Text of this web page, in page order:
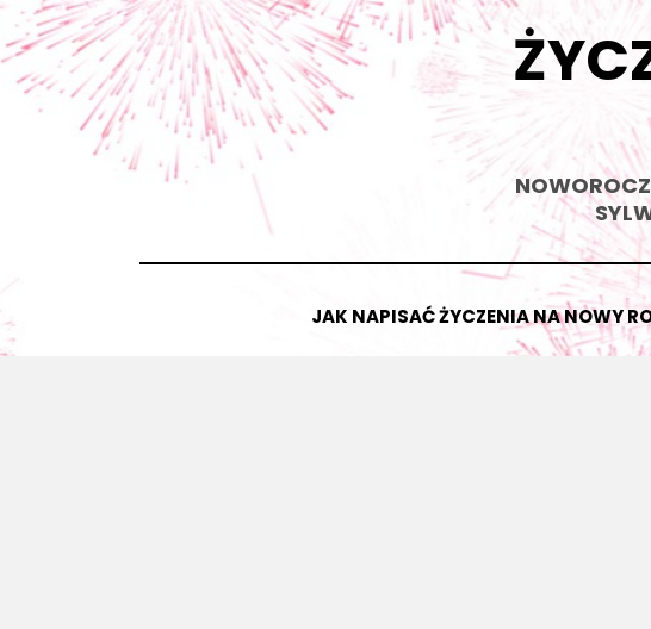
Skip
to
content
JAK NAPISAĆ ŻYCZENIA NA NOWY